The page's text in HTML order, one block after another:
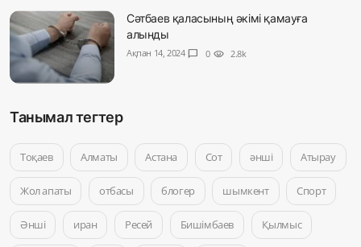
Сәтбаев қаласының әкімі қамауға
алынды
Ақпан 14, 2024 chat_bubble 0 visibility 2.8k
Танымал тегтер
Тоқаев Алматы Астана Сот әнші Атырау
Жол апаты отбасы блогер шымкент Спорт
Әнші иран Ресей Бишімбаев Қылмыс